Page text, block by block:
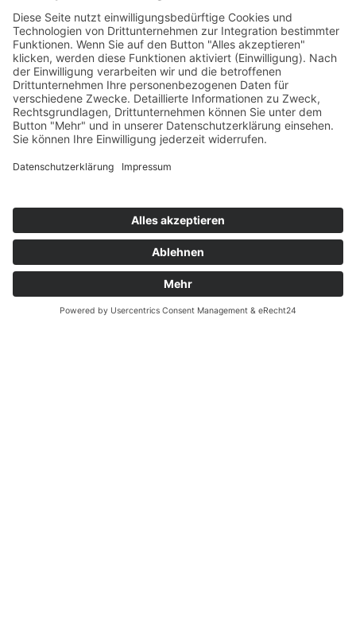
ebenfalls im Anhang. Und wer enger mit Schulen
zusammenarbeiten möchte, dem empfehlen wir
unserSeminar am 15. März 2022
um 10 Uhr„Ab ins Klassenzimmer – Azubigewinnung
an Schulen!“
https://www.t-a-nord.de/projekte-
ahoi/veranstaltung-azubigewinnung/
Dr. Sabine Kubisch
Industrie 4.0“
VORHERIGER
Neues aus dem SCHULEWIRTSCHAFT-Netzwerk 01/22
NÄCHSTER
EINLADUNG zum Online-Seminar in der Reihe Azubigewinnung